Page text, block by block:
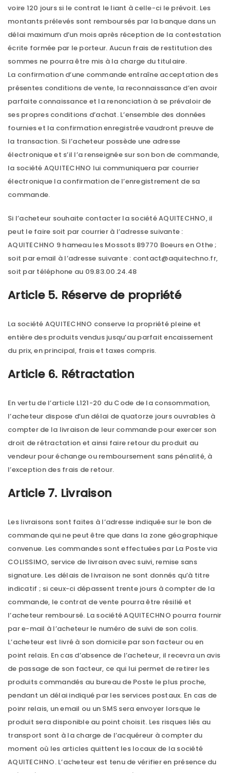
voire 120 jours si le contrat le liant à celle-ci le prévoit. Les
montants prélevés sont remboursés par la banque dans un
délai maximum d’un mois après réception de la contestation
écrite formée par le porteur. Aucun frais de restitution des
sommes ne pourra être mis à la charge du titulaire.
La confirmation d’une commande entraîne acceptation des
présentes conditions de vente, la reconnaissance d’en avoir
parfaite connaissance et la renonciation à se prévaloir de
ses propres conditions d’achat. L’ensemble des données
fournies et la confirmation enregistrée vaudront preuve de
la transaction. Si l’acheteur possède une adresse
électronique et s’il l’a renseignée sur son bon de commande,
la société AQUITECHNO lui communiquera par courrier
électronique la confirmation de l’enregistrement de sa
commande.
Si l’acheteur souhaite contacter la société AQUITECHNO, il
peut le faire soit par courrier à l’adresse suivante :
AQUITECHNO 9 hameau les Mossots 89770 Boeurs en Othe ;
soit par email à l’adresse suivante : contact@aquitechno.fr,
soit par téléphone au 09.83.00.24.48
Article 5. Réserve de propriété
La société AQUITECHNO conserve la propriété pleine et
entière des produits vendus jusqu’au parfait encaissement
du prix, en principal, frais et taxes compris.
Article 6. Rétractation
En vertu de l’article L121-20 du Code de la consommation,
l’acheteur dispose d’un délai de quatorze jours ouvrables à
compter de la livraison de leur commande pour exercer son
droit de rétractation et ainsi faire retour du produit au
vendeur pour échange ou remboursement sans pénalité, à
l’exception des frais de retour.
Article 7. Livraison
Les livraisons sont faites à l’adresse indiquée sur le bon de
commande qui ne peut être que dans la zone géographique
convenue. Les commandes sont effectuées par La Poste via
COLISSIMO, service de livraison avec suivi, remise sans
signature. Les délais de livraison ne sont donnés qu’à titre
indicatif ; si ceux-ci dépassent trente jours à compter de la
commande, le contrat de vente pourra être résilié et
l’acheteur remboursé. La société AQUITECHNO pourra fournir
par e-mail à l’acheteur le numéro de suivi de son colis.
L’acheteur est livré à son domicile par son facteur ou en
point relais. En cas d’absence de l’acheteur, il recevra un avis
de passage de son facteur, ce qui lui permet de retirer les
produits commandés au bureau de Poste le plus proche,
pendant un délai indiqué par les services postaux. En cas de
poinr relais, un email ou un SMS sera envoyer lorsque le
produit sera disponible au point choisit. Les risques liés au
transport sont à la charge de l’acquéreur à compter du
moment où les articles quittent les locaux de la société
AQUITECHNO. L’acheteur est tenu de vérifier en présence du